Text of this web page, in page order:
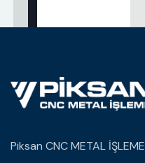
Piksan CNC METAL İŞLEME